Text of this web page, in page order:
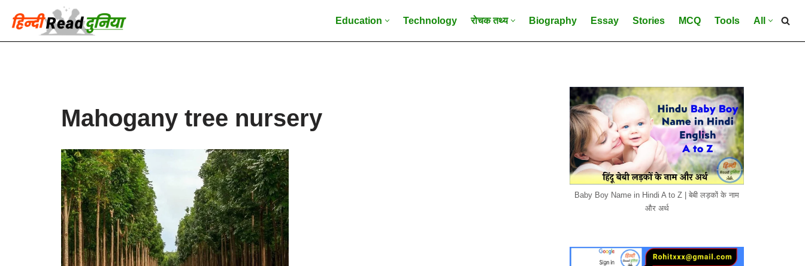
Skip
Education Technology रोचक तथ्य Biography Essay Stories MCQ Tools All
Mahogany tree nursery
Baby Boy Name in Hindi A to Z | बेबी लड़कों के नाम
और अर्थ